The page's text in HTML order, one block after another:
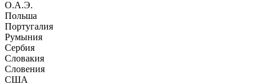
О.А.Э.
Польша
Португалия
Румыния
Сербия
Словакия
Словения
США